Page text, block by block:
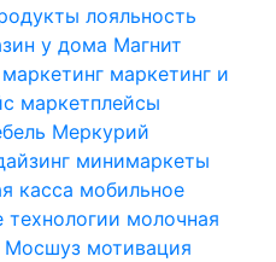
лояльность
у дома Магнит
маркетинг маркетинг и
маркетплейсы
Меркурий
минимаркеты
касса мобильное
молочная
Мосшуз мотивация